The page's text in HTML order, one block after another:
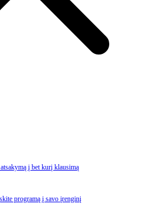
į bet kurį klausimą
programą į savo įrenginį